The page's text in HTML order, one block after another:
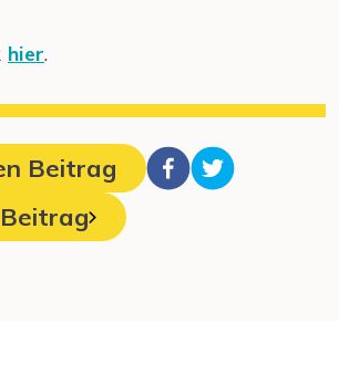
hier.
Beitrag